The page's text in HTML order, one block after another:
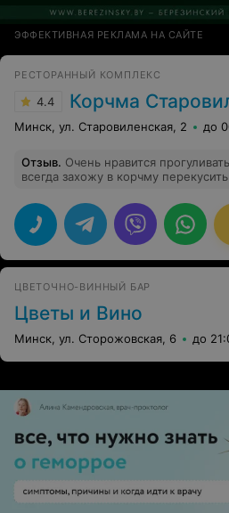
ЭФФЕКТИВНАЯ РЕКЛАМА НА САЙТЕ
РЕСТОРАННЫЙ КОМПЛЕКС
4.4 Корчма
Минск, ул. Старовиленская, 2 до
Отзыв. Очень нравится
всегда захожу в корчму
ЦВЕТОЧНО-ВИННЫЙ БАР
Цветы и Вино
Минск, ул. Сторожовская, 6 до